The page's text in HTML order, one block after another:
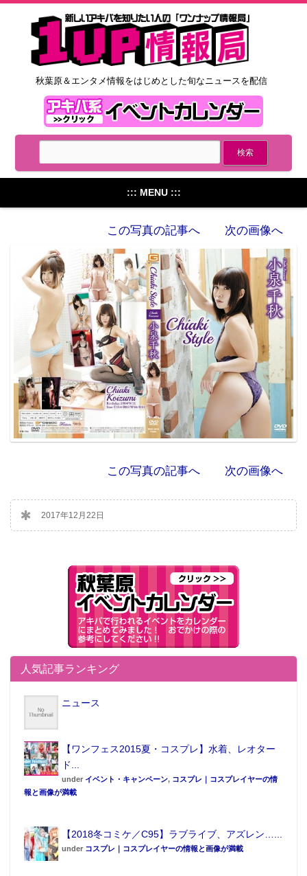
秋葉原＆エンタメ情報をはじめとした旬なニュースを配信
::: MENU :::
この写真の記事へ 次の画像へ
この写真の記事へ 次の画像へ
2017年12月22日
人気記事ランキング
ニュース
【ワンフェス2015夏・コスプレ】水着、レオター
ド...
under イベント・キャンペーン, コスプレ｜コスプレイヤーの情
報と画像が満載
【2018冬コミケ／C95】ラブライブ、アズレン…...
under コスプレ｜コスプレイヤーの情報と画像が満載